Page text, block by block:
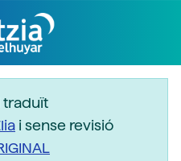
traduït
i sense revisió